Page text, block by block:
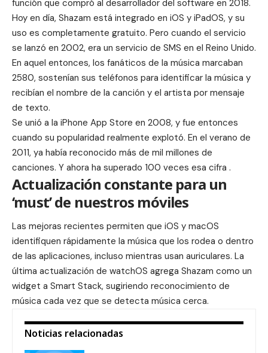
función que compró al desarrollador del software en 2018.
Hoy en día, Shazam está integrado en iOS y iPadOS, y su
uso es completamente gratuito. Pero cuando el servicio
se lanzó en 2002, era un servicio de SMS en el Reino Unido.
En aquel entonces, los fanáticos de la música marcaban
2580, sostenían sus teléfonos para identificar la música y
recibían el nombre de la canción y el artista por mensaje
de texto.
Se unió a la iPhone App Store en 2008, y fue entonces
cuando su popularidad realmente explotó. En el verano de
2011, ya había reconocido más de mil millones de
canciones. Y ahora ha superado 100 veces esa cifra .
Actualización constante para un
‘must’ de nuestros móviles
Las mejoras recientes permiten que iOS y macOS
identifiquen rápidamente la música que los rodea o dentro
de las aplicaciones, incluso mientras usan auriculares. La
última actualización de watchOS agrega Shazam como un
widget a Smart Stack, sugiriendo reconocimiento de
música cada vez que se detecta música cerca.
Noticias relacionadas